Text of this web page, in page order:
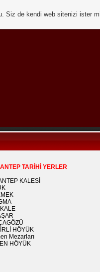
TARİHİ YERLER
KALESİ
HÖYÜK
Mezarları
HÖYÜK
Siz de kendi web sitenizi ister